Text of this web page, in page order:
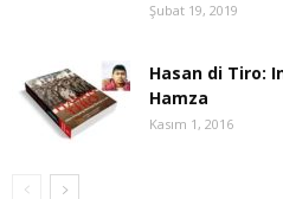
Şubat 19, 2019
Hasan di Tiro:
Hamza
Kasım 1, 2016